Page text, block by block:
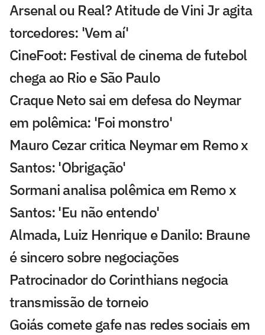
Arsenal ou Real? Atitude de Vini Jr agita
torcedores: 'Vem aí'
CineFoot: Festival de cinema de futebol
chega ao Rio e São Paulo
Craque Neto sai em defesa do Neymar
em polêmica: 'Foi monstro'
Mauro Cezar critica Neymar em Remo x
Santos: 'Obrigação'
Sormani analisa polêmica em Remo x
Santos: 'Eu não entendo'
Almada, Luiz Henrique e Danilo: Braune
é sincero sobre negociações
Patrocinador do Corinthians negocia
transmissão de torneio
Goiás comete gafe nas redes sociais em